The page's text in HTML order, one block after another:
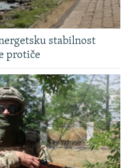
stabilnost
protiče